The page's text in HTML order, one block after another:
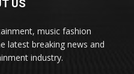
US
music fashion
latest breaking news and
industry.